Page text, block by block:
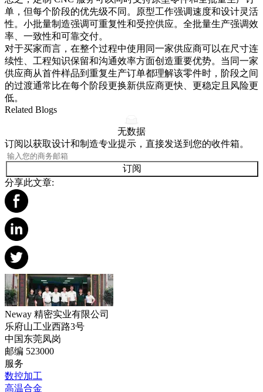
单，但每个阶段的优先级不同。
原型工作强调速度和设计灵活
性。 小批量制造强调可重复性和受控供应。 全批量生产强调效
率、一致性和可靠交付。
对于买家而言，在整个过程中使用同一家供应商可以在尺寸连
续性、工程知识保留和沟通效率方面创造重要优势。当同一家
供应商从首件样品到重复生产订单都理解该零件时，阶段之间
的过渡通常比在每个阶段更换新供应商更快、更稳定且风险更
低。
Related Blogs
无数据
订阅以获取设计和制造专业提示，直接发送到您的收件箱。
订阅
分享此文章:
Neway 精密实业有限公司
乐府山工业西路3号
中国东莞凤岗
邮编 523000
服务
数控加工
高温合金